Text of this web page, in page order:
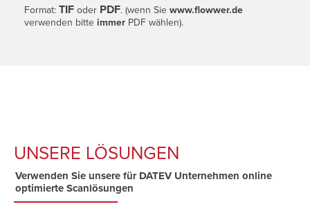
Format: TIF oder PDF. (wenn Sie www.flowwer.de
verwenden bitte immer PDF wählen).
UNSERE LÖSUNGEN
Verwenden Sie unsere für DATEV Unternehmen online
optimierte Scanlösungen